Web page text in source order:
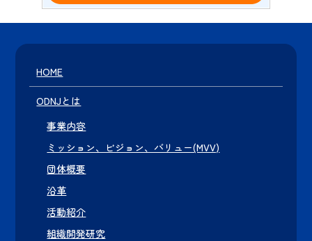
HOME
ODNJとは
事業内容
ミッション、ビジョン、バリュー(MVV)
団体概要
沿革
活動紹介
組織開発研究